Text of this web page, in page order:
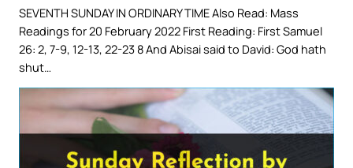
SEVENTH SUNDAY IN ORDINARY TIME Also Read: Mass
Readings for 20 February 2022 First Reading: First Samuel
26: 2, 7-9, 12-13, 22-23 8 And Abisai said to David: God hath
shut…